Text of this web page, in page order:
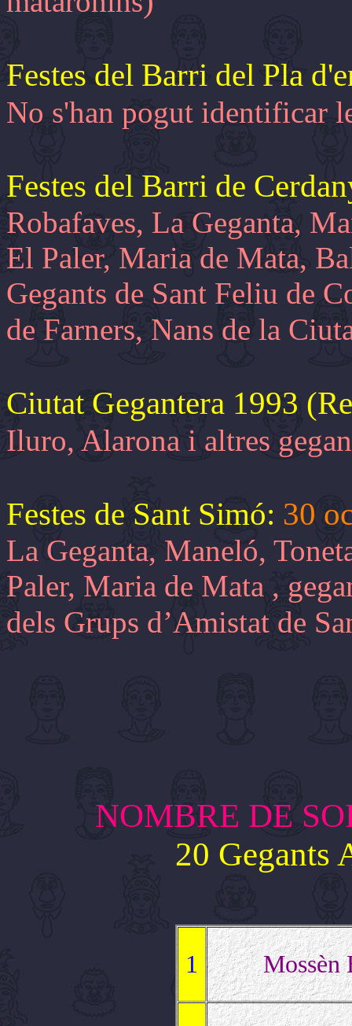
Festes del Barri del Pla
No s'han pogut identificar
Festes del Barri de
Robafaves, La Geganta,
El Paler, Maria de Mata,
Gegants de Sant Feliu de
de Farners, Nans de la
Ciutat Gegantera 1993
Iluro, Alarona i altres
Festes de Sant Simó: 30
La Geganta, Maneló,
Paler, Maria de Mata ,
dels Grups d’Amistat de
NOMBRE DE
20 Gegants
1 Mossèn